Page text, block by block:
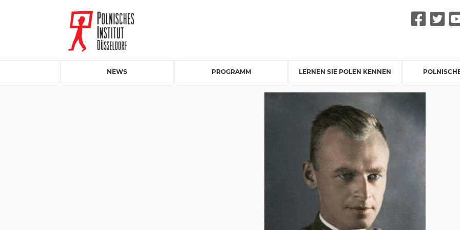
NEWS PROGRAMM LERNEN SIE POLEN KENNEN